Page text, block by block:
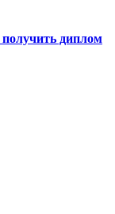
диплом